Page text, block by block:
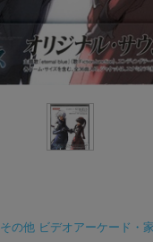
その他 ビデオアーケード・